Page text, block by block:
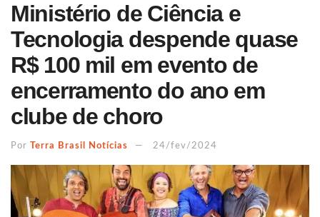
Ministério de Ciência e
Tecnologia despende quase
R$ 100 mil em evento de
encerramento do ano em
clube de choro
Por Terra Brasil Notícias 24/fev/2024